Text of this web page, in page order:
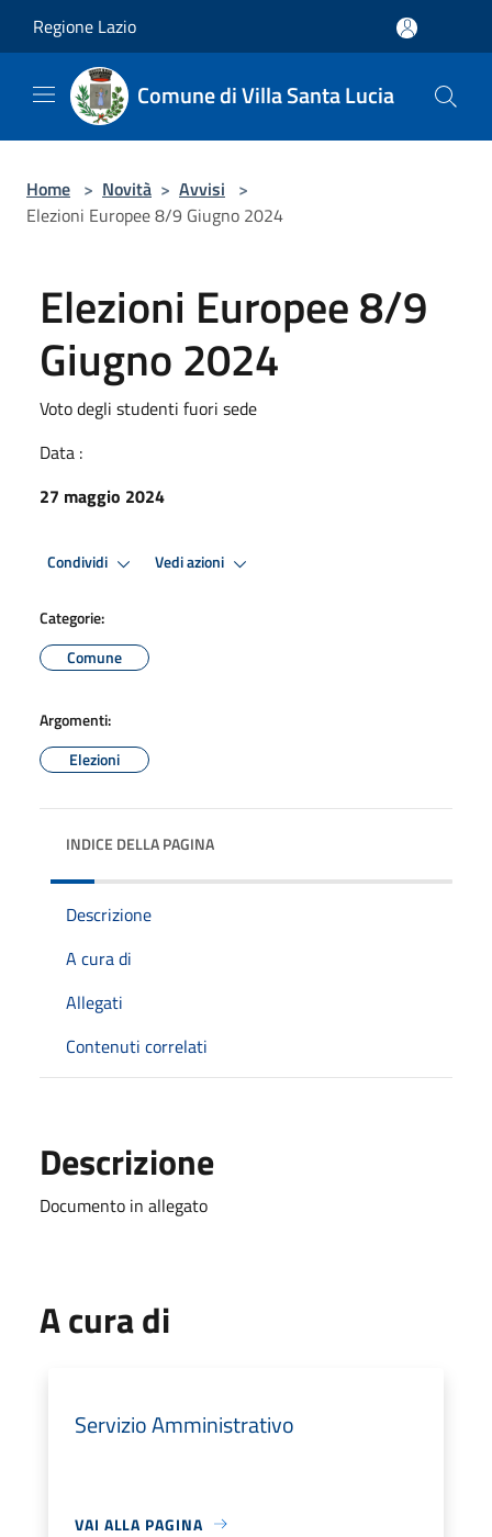
Regione Lazio
Comune di Villa Santa Lucia
Home > Novità > Avvisi >
Elezioni Europee 8/9 Giugno 2024
Elezioni Europee 8/9
Giugno 2024
Voto degli studenti fuori sede
Data :
27 maggio 2024
Condividi Vedi azioni
Categorie:
Comune
Argomenti:
Elezioni
INDICE DELLA PAGINA
Descrizione
A cura di
Allegati
Contenuti correlati
Descrizione
Documento in allegato
A cura di
Servizio Amministrativo
VAI ALLA PAGINA